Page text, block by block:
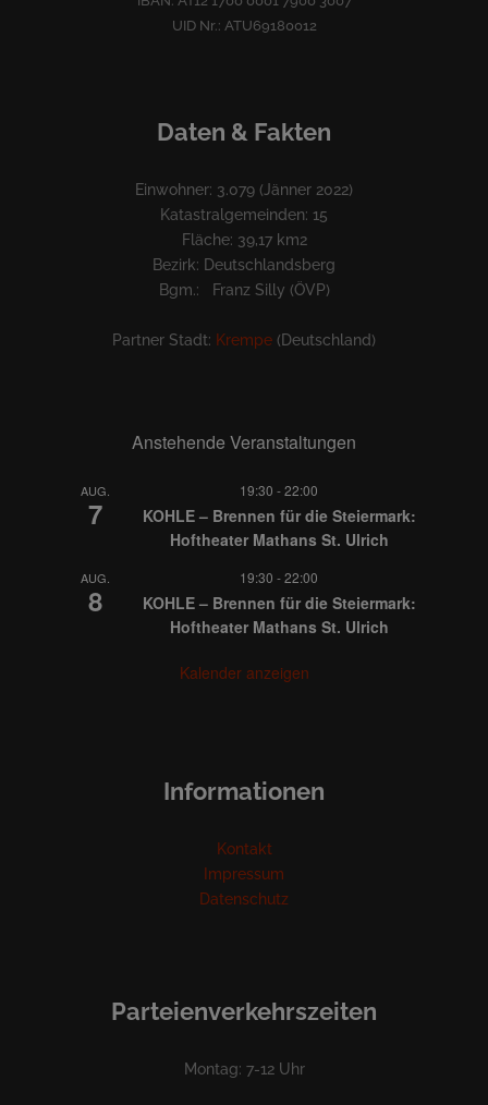
UID Nr.: ATU69180012
Daten & Fakten
Einwohner: 3.079 (Jänner 2022)
Katastralgemeinden: 15
Fläche: 39,17 km2
Bezirk: Deutschlandsberg
Bgm.: Franz Silly (ÖVP)
Partner Stadt: Krempe (Deutschland)
Anstehende Veranstaltungen
AUG.
7
19:30 -22:00
KOHLE – Brennen für die Steiermark:
Hoftheater Mathans St. Ulrich
AUG.
8
19:30 -22:00
KOHLE – Brennen für die Steiermark:
Hoftheater Mathans St. Ulrich
Kalender anzeigen
Informationen
Kontakt
Impressum
Datenschutz
Parteienverkehrszeiten
Montag: 7-12 Uhr